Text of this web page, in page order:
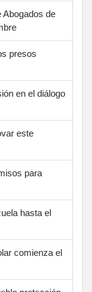
Abogados de
presos
en el diálogo
este
para
hasta el
comienza el